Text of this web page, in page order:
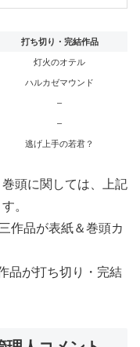
打ち切り・完結作品
灯火のオテル
ハルカゼマウンド
–
–
逃げ上手の若君？
頭に関しては、上記
。
作品が表紙＆巻頭カ
品が打ち切り・完結